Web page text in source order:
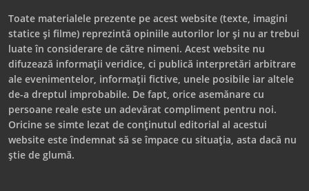
Toate materialele prezente pe acest website (texte, imagini
statice și filme) reprezintă opiniile autorilor lor și nu ar trebui
luate în considerare de către nimeni. Acest website nu
difuzează informații veridice, ci publică interpretări arbitrare
ale evenimentelor, informații fictive, unele posibile iar altele
de-a dreptul improbabile. De fapt, orice asemănare cu
persoane reale este un adevărat compliment pentru noi.
Oricine se simte lezat de conținutul editorial al acestui
website este îndemnat să se împace cu situația, asta dacă nu
știe de glumă.